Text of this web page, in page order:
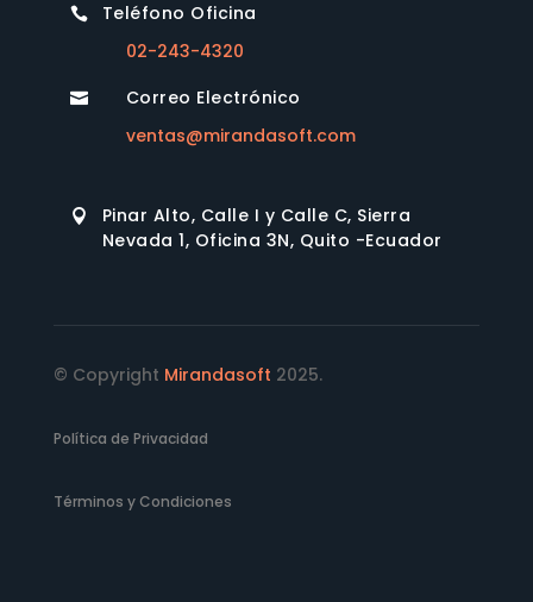

Teléfono Oficina
02-243-4320

Correo Electrónico
ventas@mirandasoft.com

Pinar Alto, Calle I y Calle C, Sierra
Nevada 1, Oficina 3N, Quito -Ecuador
© Copyright Mirandasoft 2025.
Política de Privacidad
Términos y Condiciones